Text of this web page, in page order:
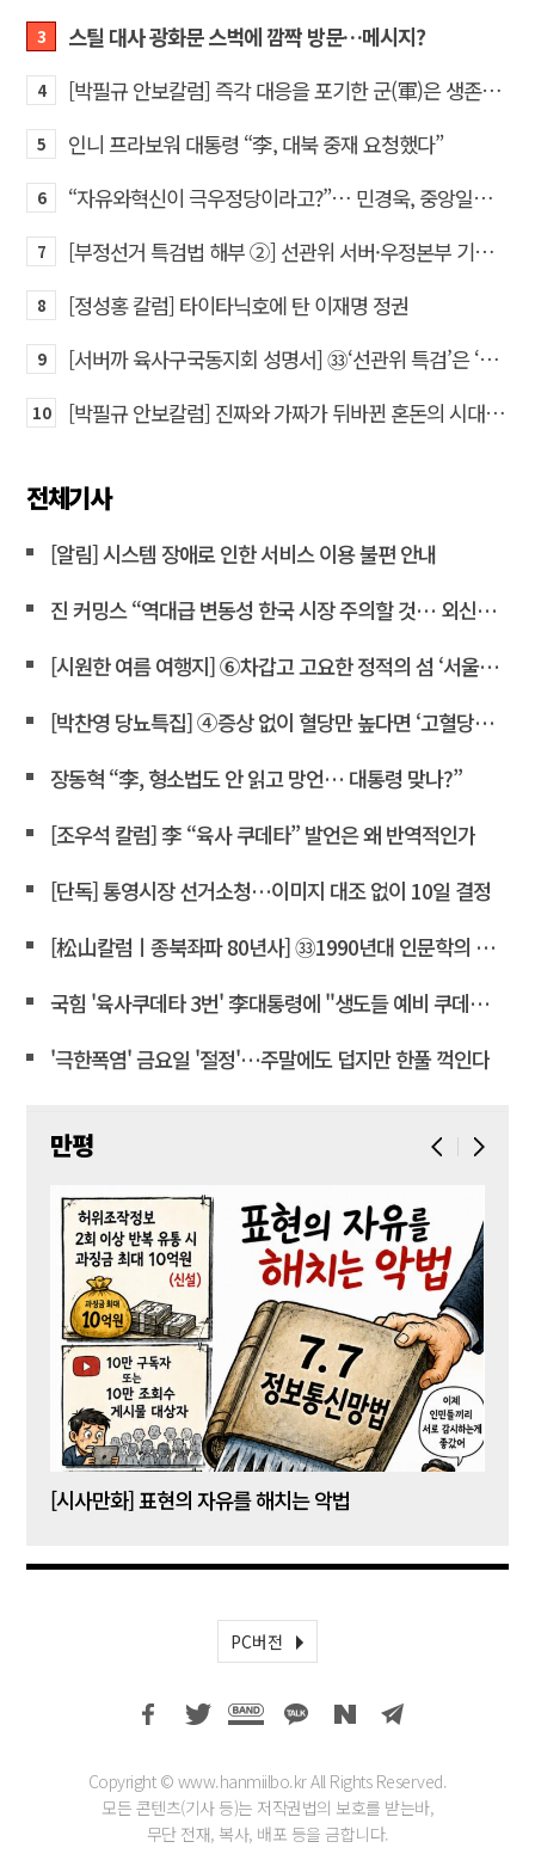
3 스틸 대사 광화문 스벅에 깜짝 방문…메시지?
4 [박필규 안보칼럼] 즉각 대응을 포기한 군(軍)은 생존할 수 없다
5 인니 프라보워 대통령 “李, 대북 중재 요청했다”
6 “자유와혁신이 극우정당이라고?”… 민경욱, 중앙일보 직격
7 [부정선거 특검법 해부 ②] 선관위 서버·우정본부 기록까지…‘증거를 끌어오는 칼’
8 [정성홍 칼럼] 타이타닉호에 탄 이재명 정권
9 [서버까 육사구국동지회 성명서] ㉝‘선관위 특검’은 ‘부정선거 특검’으로 명명하고 박주현 변호사를 ‘특검’으로 임명하라!
10 [박필규 안보칼럼] 진짜와 가짜가 뒤바뀐 혼돈의 시대, 안보 파탄은 막아야
전체기사
[알림] 시스템 장애로 인한 서비스 이용 불편 안내
진 커밍스 “역대급 변동성 한국 시장 주의할 것… 외신도 이재명 비판”
[시원한 여름 여행지] ⑥차갑고 고요한 정적의 섬 ‘서울시립미술관’
[박찬영 당뇨특집] ④증상 없이 혈당만 높다면 ‘고혈당증’으로 불러야
장동혁 “李, 형소법도 안 읽고 망언… 대통령 맞나?”
[조우석 칼럼] 李 “육사 쿠데타” 발언은 왜 반역적인가
[단독] 통영시장 선거소청…이미지 대조 없이 10일 결정
[松山칼럼ㅣ종북좌파 80년사] ㉝1990년대 인문학의 좌경화
국힘 '육사쿠데타 3번' 李대통령에 "생도들 예비 쿠데타세력 몰아"
'극한폭염' 금요일 '절정'…주말에도 덥지만 한풀 꺽인다
만평
[시사만화] 표현의 자유를 해치는 악법
PC버전
Copyright © www.hanmiilbo.kr All Rights Reserved.
모든 콘텐츠(기사 등)는 저작권법의 보호를 받는바,
무단 전재, 복사, 배포 등을 금합니다.